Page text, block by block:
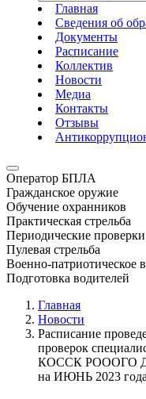
Главная
Сведения об
Документы
Расписание
Коллектив
Новости
Медиа
Контакты
Отзывы
Оператор БПЛА
Гражданское оружие
Обучение охранников
Практическая стрельба
Периодические проверки
Пулевая стрельба
Военно-патриотическое
Подготовка водителей
Главная
Новости
Расписание
проверок
КОССК РОООГО
на ИЮНЬ 2023